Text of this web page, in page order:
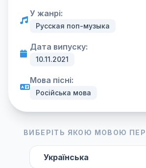
У жанрі:
Русская поп-музыка
Дата випуску:
10.11.2021
Мова пісні:
Російська мова
ВИБЕРІТЬ ЯКОЮ МОВОЮ